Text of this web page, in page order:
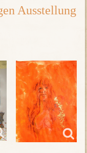
Ausstellung